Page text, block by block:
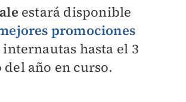
estará disponible
promociones
hasta el 3
año en curso.